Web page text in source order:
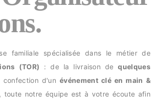
familiale spécialisée dans le métier de
(TOR) : de la livraison dequelques
d'unévénement clé en main &
, toute notre équipe est à votre écoute afin